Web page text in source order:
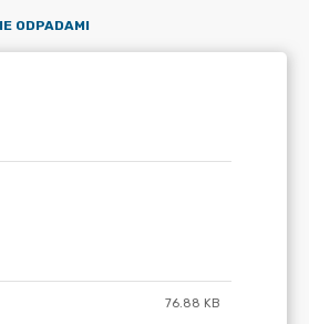
ODPADAMI
76.88 KB